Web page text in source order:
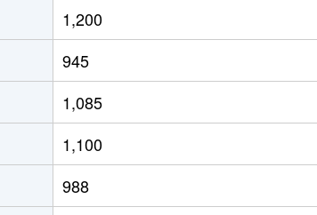
1,200
945
1,085
1,100
988